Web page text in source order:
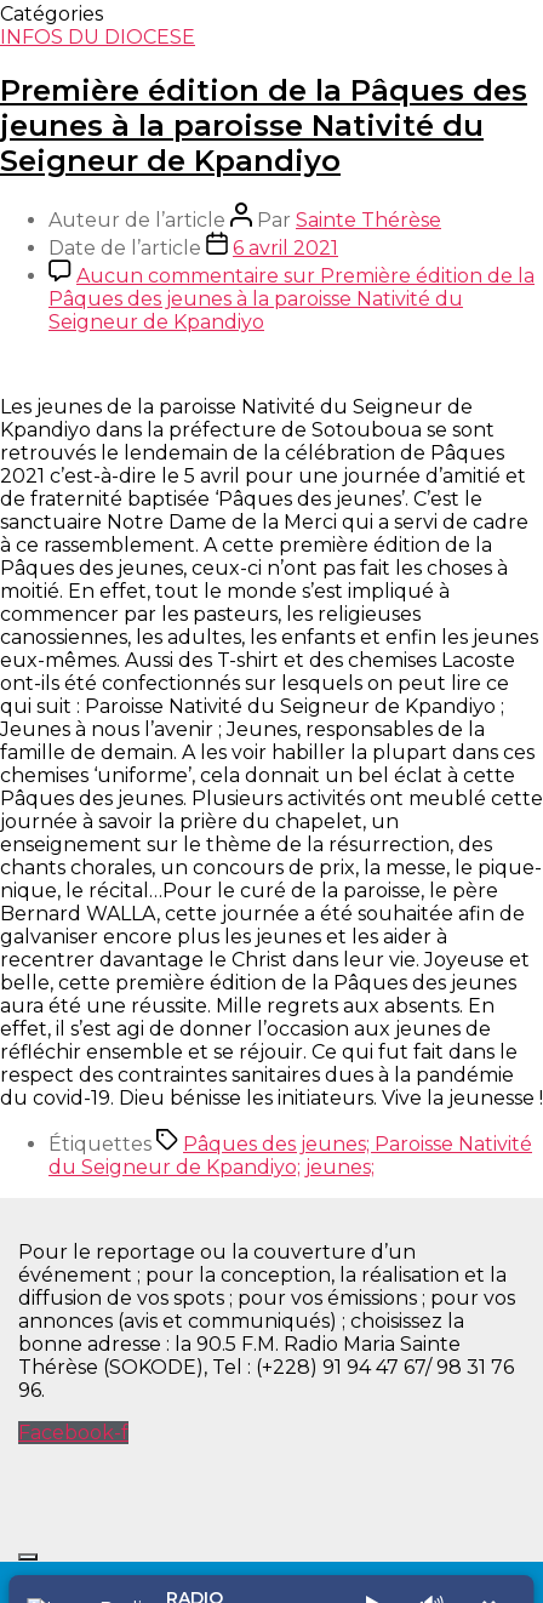
Catégories
INFOS DU DIOCESE
Première édition de la Pâques des
jeunes à la paroisse Nativité du
Seigneur de Kpandiyo
Auteur de l’article Par Sainte Thérèse
Date de l’article
6 avril 2021
Aucun commentaire sur Première édition de la
Pâques des jeunes à la paroisse Nativité du
Seigneur de Kpandiyo
Les jeunes de la paroisse Nativité du Seigneur de
Kpandiyo dans la préfecture de Sotouboua se sont
retrouvés le lendemain de la célébration de Pâques
2021 c’est-à-dire le 5 avril pour une journée d’amitié et
de fraternité baptisée ‘Pâques des jeunes’. C’est le
sanctuaire Notre Dame de la Merci qui a servi de cadre
à ce rassemblement. A cette première édition de la
Pâques des jeunes, ceux-ci n’ont pas fait les choses à
moitié. En effet, tout le monde s’est impliqué à
commencer par les pasteurs, les religieuses
canossiennes, les adultes, les enfants et enfin les jeunes
eux-mêmes. Aussi des T-shirt et des chemises Lacoste
ont-ils été confectionnés sur lesquels on peut lire ce
qui suit : Paroisse Nativité du Seigneur de Kpandiyo ;
Jeunes à nous l’avenir ; Jeunes, responsables de la
famille de demain. A les voir habiller la plupart dans ces
chemises ‘uniforme’, cela donnait un bel éclat à cette
Pâques des jeunes. Plusieurs activités ont meublé cette
journée à savoir la prière du chapelet, un
enseignement sur le thème de la résurrection, des
chants chorales, un concours de prix, la messe, le pique-
nique, le récital…Pour le curé de la paroisse, le père
Bernard WALLA, cette journée a été souhaitée afin de
galvaniser encore plus les jeunes et les aider à
recentrer davantage le Christ dans leur vie. Joyeuse et
belle, cette première édition de la Pâques des jeunes
aura été une réussite. Mille regrets aux absents. En
effet, il s’est agi de donner l’occasion aux jeunes de
réfléchir ensemble et se réjouir. Ce qui fut fait dans le
respect des contraintes sanitaires dues à la pandémie
du covid-19. Dieu bénisse les initiateurs. Vive la jeunesse !
Étiquettes
Pâques des jeunes; Paroisse Nativité
du Seigneur de Kpandiyo; jeunes;
Pour le reportage ou la couverture d’un
événement ; pour la conception, la réalisation et la
diffusion de vos spots ; pour vos émissions ; pour vos
annonces (avis et communiqués) ; choisissez la
bonne adresse : la 90.5 F.M. Radio Maria Sainte
Thérèse (SOKODE), Tel : (+228) 91 94 47 67/ 98 31 76
96.
Facebook-f
RADIO